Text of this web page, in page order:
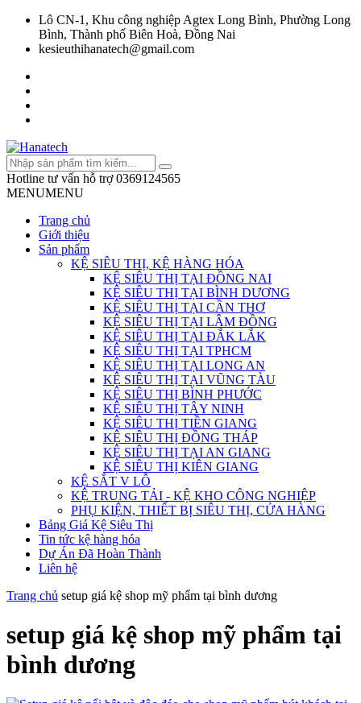
Lô CN-1, Khu công nghiệp Agtex Long Bình, Phường Long
Bình, Thành phố Biên Hoà, Đồng Nai
kesieuthihanatech@gmail.com
Hotline tư vấn hỗ trợ 0369124565
MENUMENU
Trang chủ
Giới thiệu
Sản phẩm
KỆ SIÊU THỊ, KỆ HÀNG HÓA
KỆ SIÊU THỊ TẠI ĐỒNG NAI
KỆ SIÊU THỊ TẠI BÌNH DƯƠNG
KỆ SIÊU THỊ TẠI CẦN THƠ
KỆ SIÊU THỊ TẠI LÂM ĐỒNG
KỆ SIÊU THỊ TẠI ĐẮK LẮK
KỆ SIÊU THỊ TẠI TPHCM
KỆ SIÊU THỊ TẠI LONG AN
KỆ SIÊU THỊ TẠI VŨNG TÀU
KỆ SIÊU THỊ BÌNH PHƯỚC
KỆ SIÊU THỊ TÂY NINH
KỆ SIÊU THỊ TIỀN GIANG
KỆ SIÊU THỊ ĐỒNG THÁP
KỆ SIÊU THỊ TẠI AN GIANG
KỆ SIÊU THỊ KIÊN GIANG
KỆ SẮT V LỖ
KỆ TRUNG TẢI - KỆ KHO CÔNG NGHIỆP
PHỤ KIỆN, THIẾT BỊ SIÊU THỊ, CỬA HÀNG
Bảng Giá Kệ Siêu Thị
Tin tức kệ hàng hóa
Dự Án Đã Hoàn Thành
Liên hệ
Trang chủ setup giá kệ shop mỹ phẩm tại bình dương
setup giá kệ shop mỹ phẩm tại
bình dương